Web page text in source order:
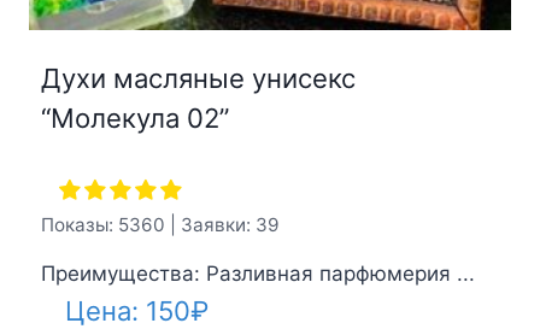
Духи масляные унисекс
“Молекула 02”
Показы: 5360 | Заявки: 39
Преимущества: Разливная парфюмерия ...
Цена: 150₽